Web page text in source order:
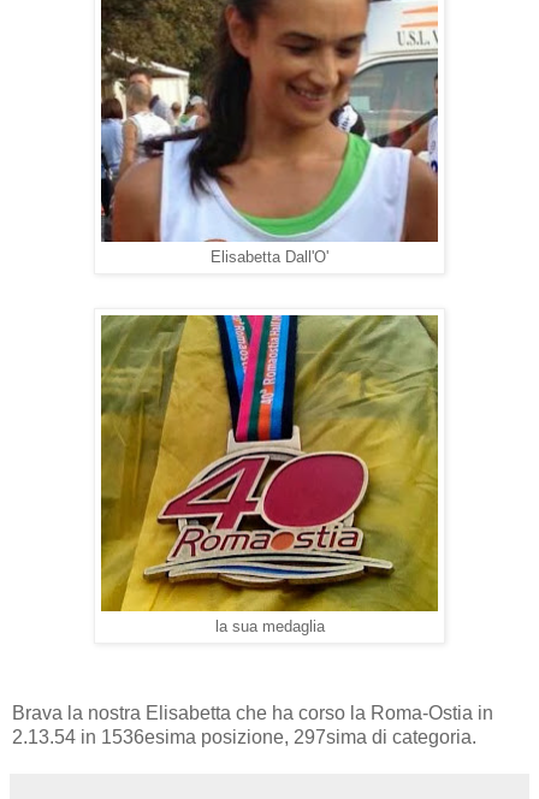
Elisabetta Dall'O'
la sua medaglia
Brava la nostra Elisabetta che ha corso la Roma-Ostia in
2.13.54 in 1536esima posizione, 297sima di categoria.